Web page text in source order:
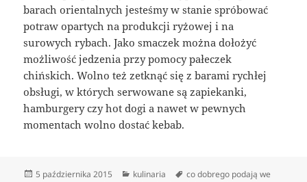
barach orientalnych jesteśmy w stanie spróbować
potraw opartych na produkcji ryżowej i na
surowych rybach. Jako smaczek można dołożyć
możliwość jedzenia przy pomocy pałeczek
chińskich. Wolno też zetknąć się z barami rychłej
obsługi, w których serwowane są zapiekanki,
hamburgery czy hot dogi a nawet w pewnych
momentach wolno dostać kebab.
Data
5 października 2015 Kategorie
kulinaria Tagi
co dobrego podają we